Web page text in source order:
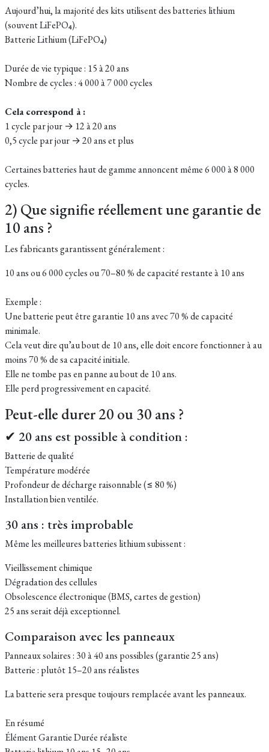
Aujourd’hui, la majorité des kits utilisent des batteries lithium
(souvent LiFePO₄).
Batterie Lithium (LiFePO₄)
Durée de vie typique : 15 à 20 ans
Nombre de cycles : 4 000 à 7 000 cycles
Cela correspond à :
1 cycle par jour → 12 à 20 ans
0,5 cycle par jour → 20 ans et plus
Certaines batteries haut de gamme annoncent même 6 000 à 8 000
cycles.
2) Que signifie réellement une garantie de
10 ans ?
Les fabricants garantissent généralement :
10 ans ou 6 000 cycles ou 70–80 % de capacité restante à 10 ans
Exemple :
Une batterie peut être garantie 10 ans avec 70 % de capacité
minimale.
Cela veut dire qu’au bout de 10 ans, elle doit encore fonctionner à au
moins 70 % de sa capacité initiale.
Elle ne tombe pas en panne au bout de 10 ans.
Elle perd progressivement en capacité.
Peut-elle durer 20 ou 30 ans ?
✔ 20 ans est possible à condition :
Batterie de qualité
Température modérée
Profondeur de décharge raisonnable (≤ 80 %)
Installation bien ventilée.
30 ans : très improbable
Même les meilleures batteries lithium subissent :
Vieillissement chimique
Dégradation des cellules
Obsolescence électronique (BMS, cartes de gestion)
25 ans serait déjà exceptionnel.
Comparaison avec les panneaux
Panneaux solaires : 30 à 40 ans possibles (garantie 25 ans)
Batterie : plutôt 15–20 ans réalistes
La batterie sera presque toujours remplacée avant les panneaux.
En résumé
Élément Garantie Durée réaliste